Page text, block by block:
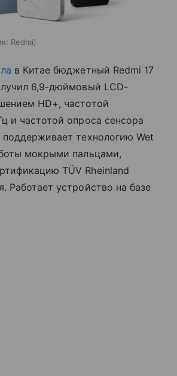
Redmi
в Китае бюджетный Redmi 17
6,9-дюймовый LCD-
HD+, частотой
и частотой опроса сенсора
технологию Wet
мокрыми пальцами,
TÜV Rheinland
Работает устройство на базе